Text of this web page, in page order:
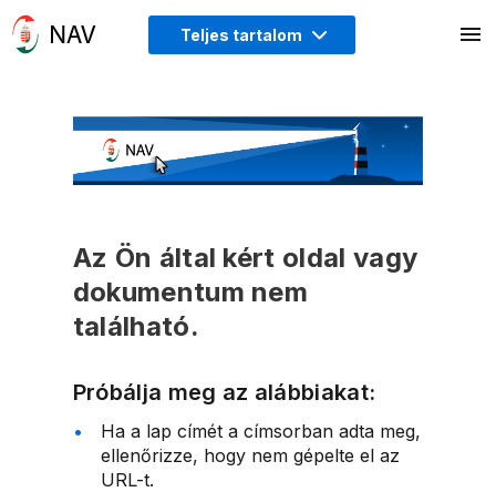
Teljes tartalom
Az Ön által kért oldal vagy
dokumentum nem
található.
Próbálja meg az alábbiakat:
Ha a lap címét a címsorban adta meg,
ellenőrizze, hogy nem gépelte el az
URL-t.